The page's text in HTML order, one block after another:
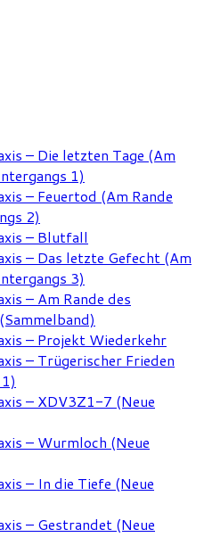
– Die letzten Tage (Am
1)
– Feuertod (Am Rande
2)
– Blutfall
– Das letzte Gefecht (Am
3)
– Am Rande des
– Projekt Wiederkehr
– Trügerischer Frieden
– XDV3Z1-7 (Neue
– Wurmloch (Neue
– In die Tiefe (Neue
– Gestrandet (Neue